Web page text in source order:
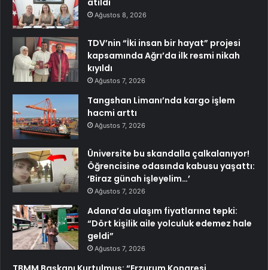
Ağustos 8, 2026
TDV’nin “İki insan bir hayat” projesi
kapsamında Ağrı’da ilk resmi nikah
kıyıldı
Ağustos 7, 2026
Tangshan Limanı’nda kargo işlem
hacmi arttı
Ağustos 7, 2026
Üniversite bu skandalla çalkalanıyor!
Öğrencisine odasında kabusu yaşattı:
‘Biraz günah işleyelim…’
Ağustos 7, 2026
Adana’da ulaşım fiyatlarına tepki:
“Dört kişilik aile yolculuk edemez hale
geldi”
Ağustos 7, 2026